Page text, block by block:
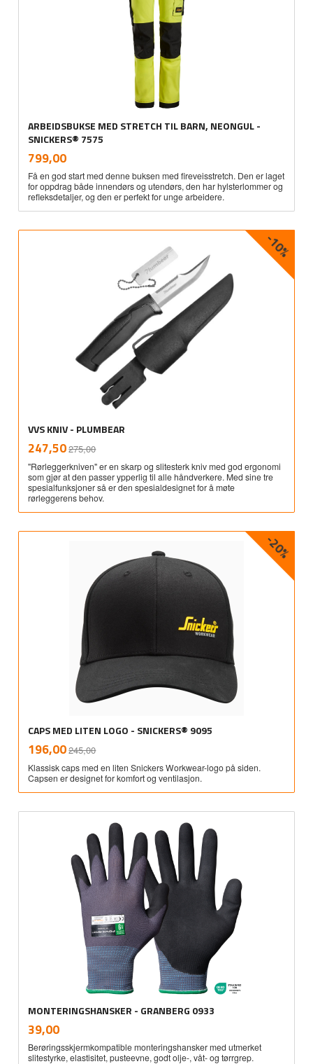
ARBEIDSBUKSE MED STRETCH TIL BARN, NEONGUL -
SNICKERS® 7575
Pris
799,00mva.
Få en god start med denne buksen med fireveisstretch. Den er laget
for oppdrag både innendørs og utendørs, den har hylsterlommer og
refleksdetaljer, og den er perfekt for unge arbeidere.
VVS KNIV - PLUMBEAR
Tilbud
247,50275,00
-10%
mva.
"Rørleggerkniven" er en skarp og slitesterk kniv med god ergonomi
som gjør at den passer ypperlig til alle håndverkere. Med sine tre
spesialfunksjoner så er den spesialdesignet for å møte
rørleggerens behov.
CAPS MED LITEN LOGO - SNICKERS® 9095
Tilbud
196,00245,00
-20%
mva.
Klassisk caps med en liten Snickers Workwear-logo på siden.
Capsen er designet for komfort og ventilasjon.
MONTERINGSHANSKER - GRANBERG 0933
Pris
39,00mva.
Berøringsskjermkompatible monteringshansker med utmerket
slitestyrke, elastisitet, pusteevne, godt olje-, våt- og tørrgrep.